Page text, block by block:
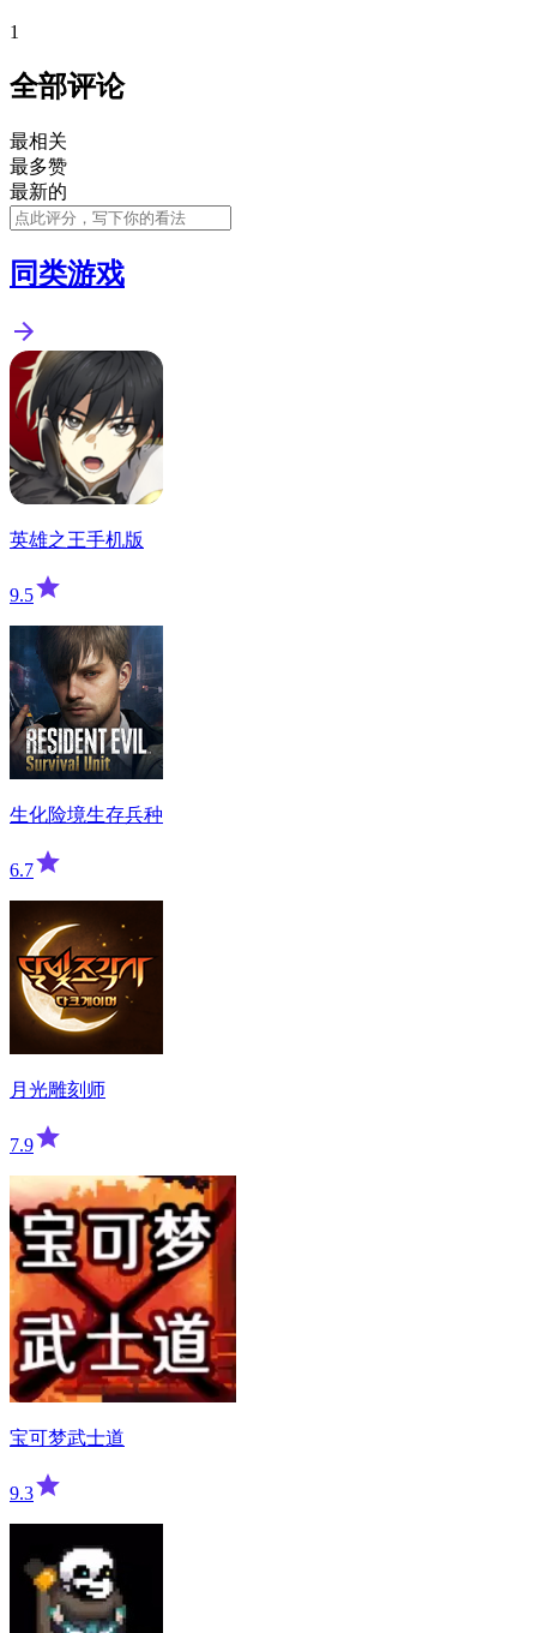
1
全部评论
最相关
最多赞
最新的
同类游戏
英雄之王手机版
9.5
生化险境生存兵种
6.7
月光雕刻师
7.9
宝可梦武士道
9.3